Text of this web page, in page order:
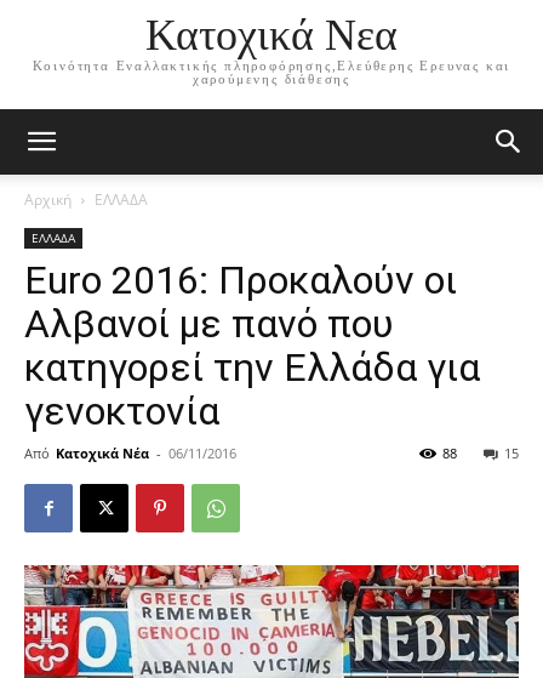
Κατοχικά Νεα
Κοινότητα Εναλλακτικής πληροφόρησης,Ελεύθερης Ερευνας και
χαρούμενης διάθεσης
Αρχική ΕΛΛΑΔΑ
ΕΛΛΑΔΑ
Euro 2016: Προκαλούν οι
Αλβανοί με πανό που
κατηγορεί την Ελλάδα για
γενοκτονία
Από Κατοχικά Νέα - 06/11/2016 15
88